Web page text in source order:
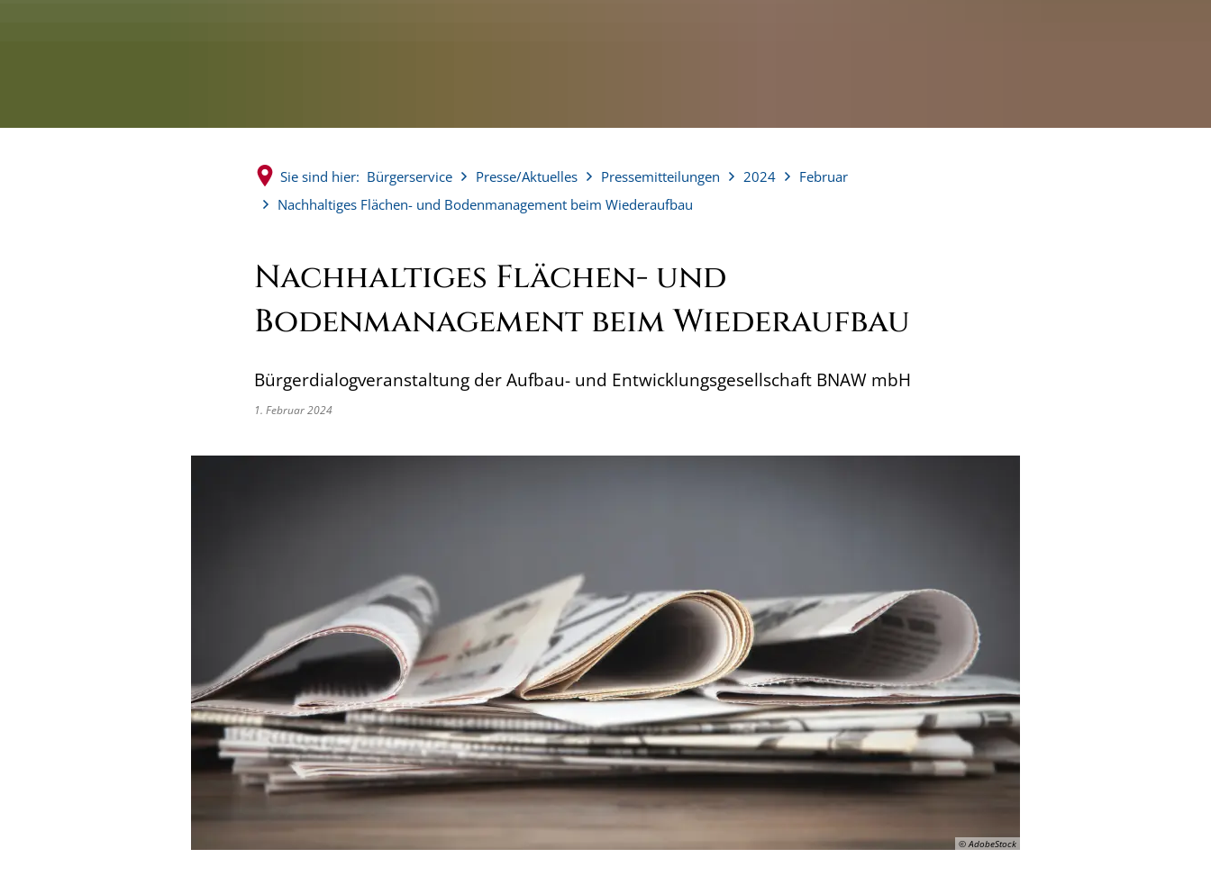
Sie sind hier: Bürgerservice Presse/Aktuelles Pressemitteilungen 2024
Februar
Nachhaltiges Flächen- und Bodenmanagement beim Wiederaufbau
Nachhaltiges Flächen- und
Bodenmanagement beim Wiederaufbau
Bürgerdialogveranstaltung der Aufbau- und Entwicklungsgesellschaft BNAW mbH
1. Februar 2024
© AdobeStock